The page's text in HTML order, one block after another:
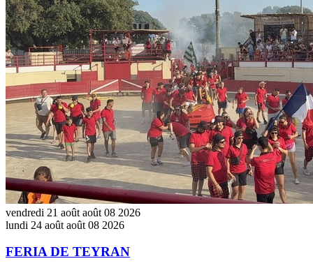
vendredi 21 août août 08 2026
lundi 24 août août 08 2026
FERIA DE TEYRAN